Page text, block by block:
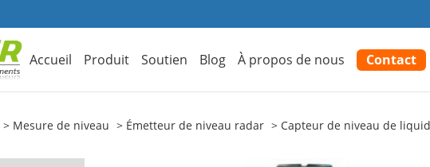
Accueil Produit Soutien Blog À propos de nous Contact
Mesure de niveau Émetteur de niveau radar Capteur de niveau de